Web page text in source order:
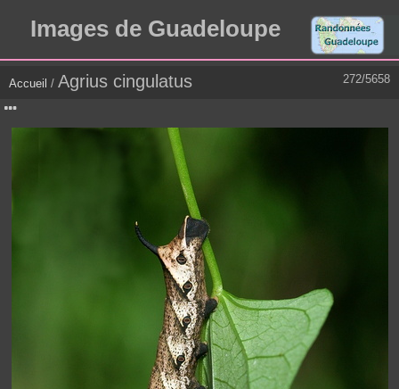
Images de Guadeloupe
272/5658
Accueil / Agrius cingulatus